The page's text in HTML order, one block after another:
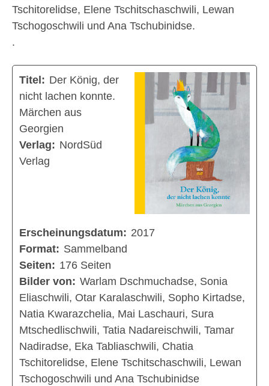
Tschitorelidse, Elene Tschitschaschwili, Lewan
Tschogoschwili und Ana Tschubinidse.
.
Titel: Der König, der
nicht lachen konnte.
Märchen aus
Georgien
Verlag: NordSüd
Verlag
Erscheinungsdatum: 2017
Format: Sammelband
Seiten: 176 Seiten
Bilder von: Warlam Dschmuchadse, Sonia
Eliaschwili, Otar Karalaschwili, Sopho Kirtadse,
Natia Kwarazchelia, Mai Laschauri, Sura
Mtschedlischwili, Tatia Nadareischwili, Tamar
Nadiradse, Eka Tabliaschwili, Chatia
Tschitorelidse, Elene Tschitschaschwili, Lewan
Tschogoschwili und Ana Tschubinidse